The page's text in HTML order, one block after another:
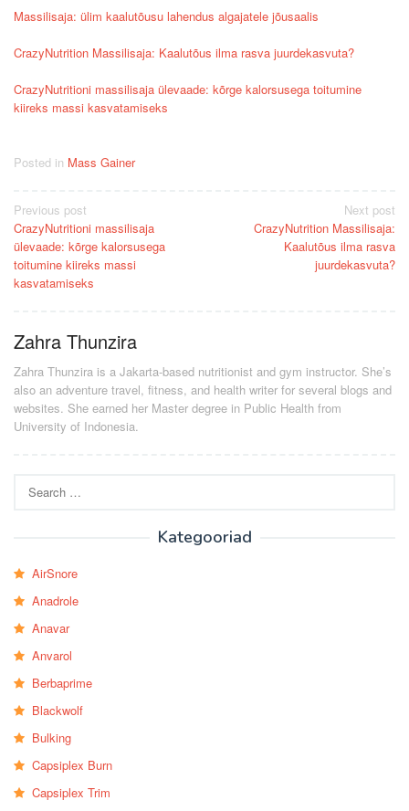
Massilisaja: ülim kaalutõusu lahendus algajatele jõusaalis
CrazyNutrition Massilisaja: Kaalutõus ilma rasva juurdekasvuta?
CrazyNutritioni massilisaja ülevaade: kõrge kalorsusega toitumine
kiireks massi kasvatamiseks
Posted in Mass Gainer
Post
navigation
Previous post
CrazyNutritioni massilisaja
ülevaade: kõrge kalorsusega
toitumine kiireks massi
kasvatamiseks
Next post
CrazyNutrition Massilisaja:
Kaalutõus ilma rasva
juurdekasvuta?
Zahra Thunzira
Zahra Thunzira is a Jakarta-based nutritionist and gym instructor. She’s
also an adventure travel, fitness, and health writer for several blogs and
websites. She earned her Master degree in Public Health from
University of Indonesia.
for:
Kategooriad
AirSnore
Anadrole
Anavar
Anvarol
Berbaprime
Blackwolf
Bulking
Capsiplex Burn
Capsiplex Trim